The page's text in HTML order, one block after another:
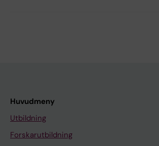
Huvudmeny
Utbildning
Forskarutbildning